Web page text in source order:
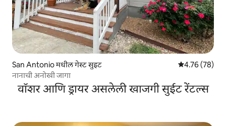
San Antonio मधील गेस्ट सुइट 5 पैकी 4.76
4.76 (78)
नानाची अनोखी जागा
वॉशर आणि ड्रायर असलेली खाजगी सुईट रेंटल्स